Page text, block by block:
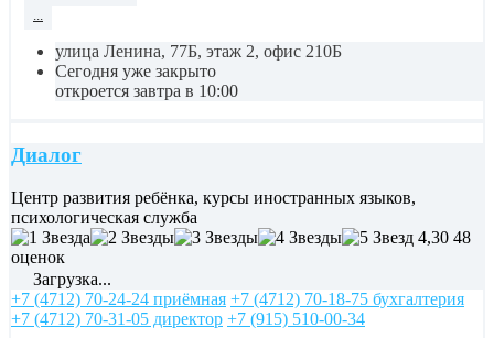
улица Ленина, 77Б, этаж 2, офис 210Б
Сегодня уже закрыто
откроется завтра в 10:00
Диалог
Центр развития ребёнка, курсы иностранных языков,
психологическая служба
4,30 48
оценок
Загрузка...
+7 (4712) 70-24-24 приёмная +7 (4712) 70-18-75 бухгалтерия
+7 (4712) 70-31-05 директор +7 (915) 510-00-34